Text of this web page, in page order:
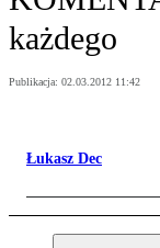
każdego
Publikacja: 02.03.2012 11:42
Łukasz Dec